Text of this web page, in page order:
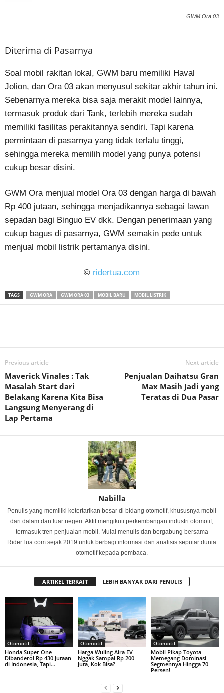
GWM Ora 03
Diterima di Pasarnya
Soal mobil rakitan lokal, GWM baru memiliki Haval
Jolion, dan Ora 03 akan menyusul sekitar akhir tahun ini.
Sebenarnya mereka bisa saja merakit model lainnya,
termasuk produk dari Tank, terlebih mereka sudah
memiliki fasilitas perakitannya sendiri. Tapi karena
permintaan di pasarnya yang tidak terlalu tinggi,
sehingga mereka memilih model yang punya potensi
cukup besar disini.
GWM Ora menjual model Ora 03 dengan harga di bawah
Rp 400 jutaan, sehingga menjadikannya sebagai lawan
sepadan bagi Binguo EV dkk. Dengan penerimaan yang
cukup bagus di pasarnya, GWM semakin pede untuk
menjual mobil listrik pertamanya disini.
© ridertua.com
TAGS GWM ORA GWM ORA 03 MOBIL BARU MOBIL LISTRIK
Previous article
Maverick Vinales : Tak
Masalah Start dari
Belakang Karena Kita Bisa
Langsung Menyerang di
Lap Pertama
Next article
Penjualan Daihatsu Gran
Max Masih Jadi yang
Teratas di Dua Pasar
Nabilla
Penulis yang memiliki ketertarikan besar di bidang otomotif, khususnya mobil
dari dalam dan luar negeri. Aktif mengikuti perkembangan industri otomotif,
termasuk tren penjualan mobil. Mulai menulis dan bergabung bersama
RiderTua.com sejak 2019 untuk berbagi informasi dan analisis seputar dunia
otomotif kepada pembaca.
ARTIKEL TERKAIT LEBIH BANYAK DARI PENULIS
Otomotif
Honda Super One
Dibanderol Rp 430 Jutaan
di Indonesia, Tapi…
Otomotif
Harga Wuling Aira EV
Nggak Sampai Rp 200
Juta, Kok Bisa?
Otomotif
Mobil Pikap Toyota
Memegang Dominasi
Segmennya Hingga 70
Persen!